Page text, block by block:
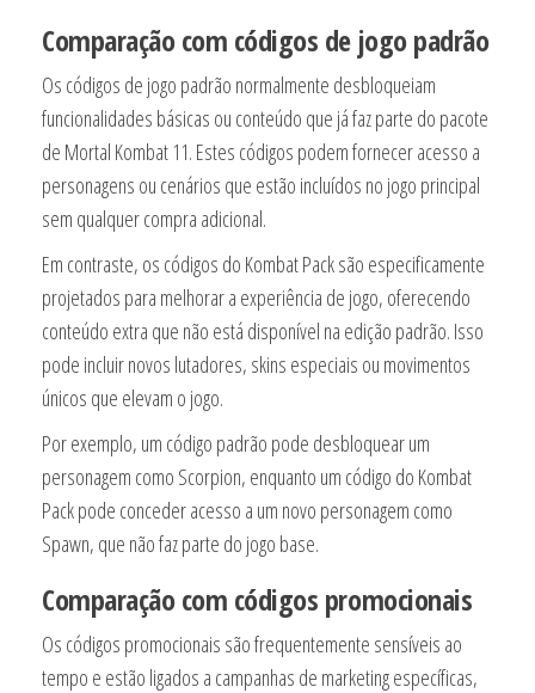
Comparação com códigos de jogo padrão
Os códigos de jogo padrão normalmente desbloqueiam
funcionalidades básicas ou conteúdo que já faz parte do pacote
de Mortal Kombat 11. Estes códigos podem fornecer acesso a
personagens ou cenários que estão incluídos no jogo principal
sem qualquer compra adicional.
Em contraste, os códigos do Kombat Pack são especificamente
projetados para melhorar a experiência de jogo, oferecendo
conteúdo extra que não está disponível na edição padrão. Isso
pode incluir novos lutadores, skins especiais ou movimentos
únicos que elevam o jogo.
Por exemplo, um código padrão pode desbloquear um
personagem como Scorpion, enquanto um código do Kombat
Pack pode conceder acesso a um novo personagem como
Spawn, que não faz parte do jogo base.
Comparação com códigos promocionais
Os códigos promocionais são frequentemente sensíveis ao
tempo e estão ligados a campanhas de marketing específicas,